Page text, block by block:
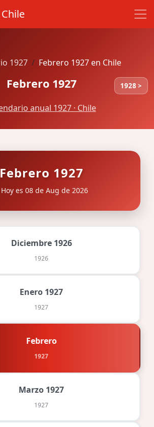
1927 Febrero 1927 en Chile
Febrero 1927 1928 >
anual 1927 · Chile
Febrero 1927
Hoy es 08 de Aug de 2026
Diciembre 1926
1926
Enero 1927
1927
Febrero
1927
Marzo 1927
1927